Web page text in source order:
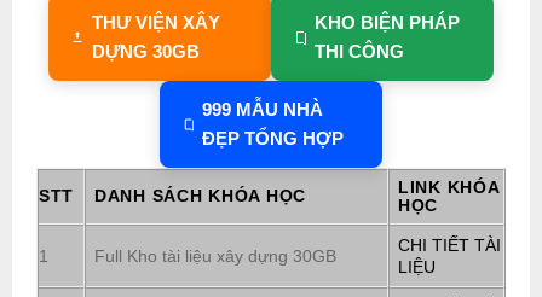
THƯ VIỆN XÂY
DỰNG 30GB
KHO BIỆN PHÁP
THI CÔNG
999 MẪU NHÀ
ĐẸP TỔNG HỢP
STT DANH SÁCH KHÓA HỌC
LINK KHÓA
HỌC
1 Full Kho tài liệu xây dựng 30GB
CHI TIẾT TÀI
LIỆU